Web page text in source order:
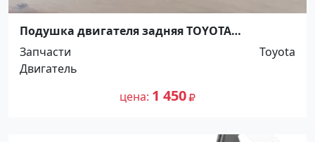
Подушка двигателя задняя TOYOTA
MARK2,CHASER,CRESTA Краснодар
Запчасти
Toyota
Двигатель
цена 1 450